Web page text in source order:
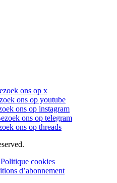
ons op x
ons op youtube
ons op instagram
ons op telegram
ons op threads
Politique cookies
d’abonnement